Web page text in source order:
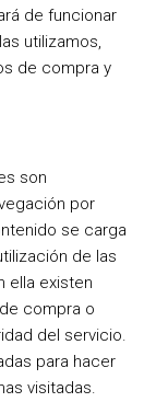
de funcionar
utilizamos,
de compra y
son
por
se carga
de las
ella existen
compra o
del servicio.
para hacer
visitadas.